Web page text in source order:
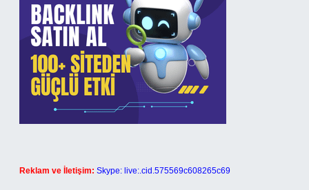
Reklam ve İletişim: Skype: live:.cid.575569c608265c69